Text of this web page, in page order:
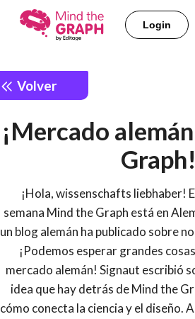
Login
Volver
¡Mercado
Graph!
¡Hola, wissenschafts liebhaber!
semana Mind the Graph está en
un blog alemán ha publicado sobre
¡Podemos esperar grandes
mercado alemán! Signaut escribió
idea que hay detrás de Mind the
cómo conecta la ciencia y el diseño.